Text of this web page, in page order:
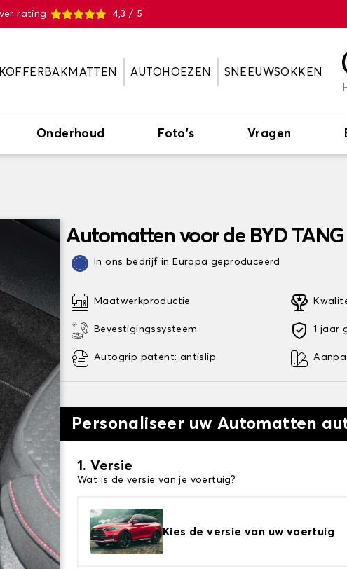
4,3 / 5
KOFFERBAKMATTEN AUTOHOEZEN
SNEEUWSOKKEN
Onderhoud Foto's Vragen
Automatten voor de BYD TANG
In ons bedrijf in Europa geproduceerd
Maatwerkproductie
Bevestigingssysteem
Autogrip patent: antislip
1 jaar
Personaliseer uw Automatten
1. Versie
Wat is de versie van je voertuig?
Kies de versie van uw voertuig